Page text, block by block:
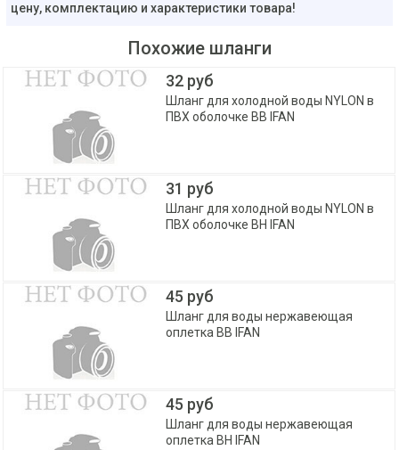
цену, комплектацию и характеристики товара!
Похожие шланги
32 руб
Шланг для холодной воды NYLON в
ПВХ оболочке ВВ IFAN
31 руб
Шланг для холодной воды NYLON в
ПВХ оболочке ВН IFAN
45 руб
Шланг для воды нержавеющая
оплетка ВВ IFAN
45 руб
Шланг для воды нержавеющая
оплетка ВН IFAN